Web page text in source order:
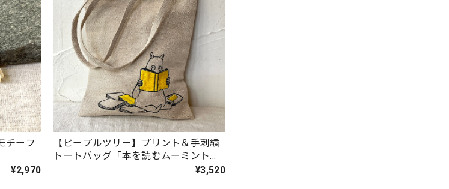
チーフ
¥2,970
【ピープルツリー】プリント＆手刺繍
トートバッグ「本を読むムーミントロ
¥3,520